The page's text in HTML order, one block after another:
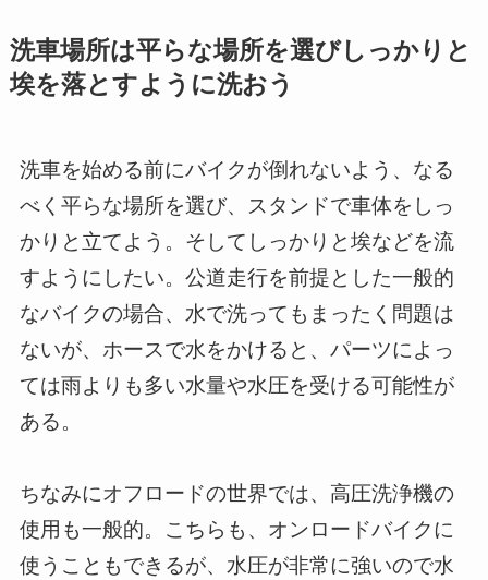
洗車場所は平らな場所を選びしっかりと
埃を落とすように洗おう
洗車を始める前にバイクが倒れないよう、なる
べく平らな場所を選び、スタンドで車体をしっ
かりと立てよう。そしてしっかりと埃などを流
すようにしたい。公道走行を前提とした一般的
なバイクの場合、水で洗ってもまったく問題は
ないが、ホースで水をかけると、パーツによっ
ては雨よりも多い水量や水圧を受ける可能性が
ある。
ちなみにオフロードの世界では、高圧洗浄機の
使用も一般的。こちらも、オンロードバイクに
使うこともできるが、水圧が非常に強いので水